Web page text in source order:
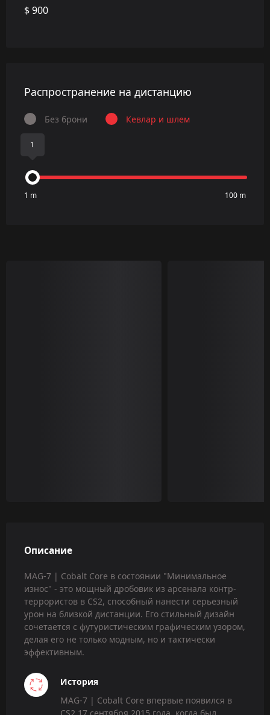
$ 900
Распространение на дистанцию
Без брони Кевлар и шлем
1
1 m 100 m
Описание
MAG-7 | Cobalt Core в состоянии "Минимальное
износ" - это мощный дробовик из арсенала контр-
террористов в CS2, способный нанести серьезный
урон на близкой дистанции. Его стильный дизайн
сочетается с футуристическим графическим узором,
делая его не только модным, но и тактически
эффективным.
История
MAG-7 | Cobalt Core впервые появился в